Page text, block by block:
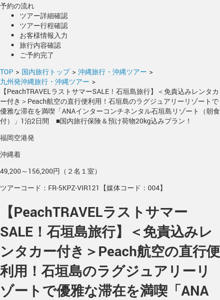
予約の流れ
ツアー詳細確認
ツアー行程確認
お客様情報入力
旅行内容確認
ご予約完了
TOP > 国内旅行トップ > 沖縄旅行・沖縄ツアー >
九州発沖縄旅行・沖縄ツアー >
【PeachTRAVELラストサマーSALE！石垣島旅行】＜免責込みレンタカ
ー付き＞Peach航空の直行便利用！石垣島のラグジュアリーリゾートで
優雅な滞在を満喫「ANAインターコンチネンタル石垣島リゾート（朝食
付）」1泊2日間 ■国内旅行保険＆預け荷物20kg込みプラン！
福岡空港発
沖縄着
49,200～156,200円（２名１室）
ツアーコード：FR-5KPZ-VIR121【媒体コード：004】
【PeachTRAVELラストサマー
SALE！石垣島旅行】＜免責込みレ
ンタカー付き＞Peach航空の直行便
利用！石垣島のラグジュアリーリ
ゾートで優雅な滞在を満喫「ANA